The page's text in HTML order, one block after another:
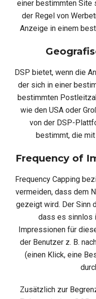
einer bestimmten Site
der Regel von
Anzeige in einem
DSP bietet, wenn die
der sich in einer
bestimmten
wie den USA oder
von der DSP-
bestimmt, die
Frequency of
Frequency Capping
vermeiden, dass dem
gezeigt wird. Der Sinn
dass es sinnlos
Impressionen für
der Benutzer z. B.
(einen Klick, eine
Zusätzlich zur